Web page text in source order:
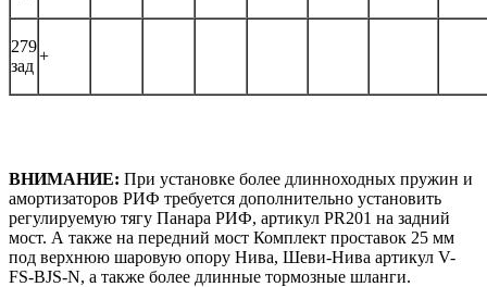
279
зад
+
ВНИМАНИЕ: При установке более длинноходных пружин и
амортизаторов РИФ требуется дополнительно установить
регулируемую тягу Панара РИФ, артикул PR201 на задний
мост. А также на передний мост Комплект проставок 25 мм
под верхнюю шаровую опору Нива, Шеви-Нива артикул V-
FS-BJS-N, а также более длинные тормозные шланги.